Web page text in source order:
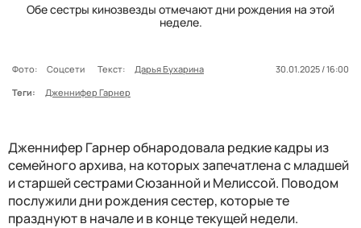
Обе сестры кинозвезды отмечают дни рождения на этой
неделе.
Фото: Соцсети Текст: Дарья Бухарина
30.01.2025 / 16:00
Теги:
Дженнифер Гарнер
Дженнифер Гарнер обнародовала редкие кадры из
семейного архива, на которых запечатлена с младшей
и старшей сестрами Сюзанной и Мелиссой. Поводом
послужили дни рождения сестер, которые те
празднуют в начале и в конце текущей недели.